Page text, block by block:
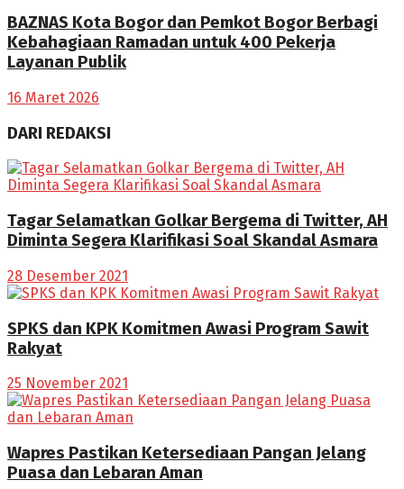
BAZNAS Kota Bogor dan Pemkot Bogor Berbagi
Kebahagiaan Ramadan untuk 400 Pekerja
Layanan Publik
16 Maret 2026
DARI REDAKSI
Tagar Selamatkan Golkar Bergema di Twitter, AH
Diminta Segera Klarifikasi Soal Skandal Asmara
28 Desember 2021
SPKS dan KPK Komitmen Awasi Program Sawit
Rakyat
25 November 2021
Wapres Pastikan Ketersediaan Pangan Jelang
Puasa dan Lebaran Aman